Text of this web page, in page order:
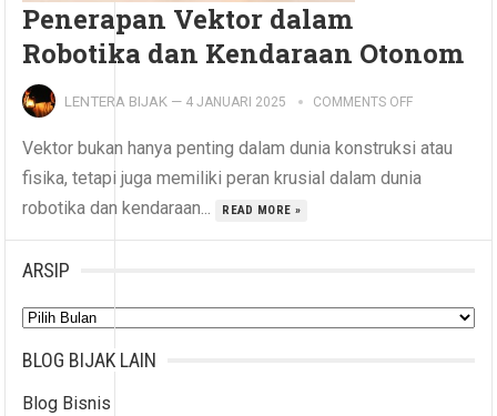
Penerapan Vektor dalam
Robotika dan Kendaraan Otonom
LENTERA BIJAK — 4 JANUARI 2025 COMMENTS OFF
Vektor bukan hanya penting dalam dunia konstruksi atau
fisika, tetapi juga memiliki peran krusial dalam dunia
robotika dan kendaraan...
READ MORE »
ARSIP
Arsip
BLOG BIJAK LAIN
Blog Bisnis